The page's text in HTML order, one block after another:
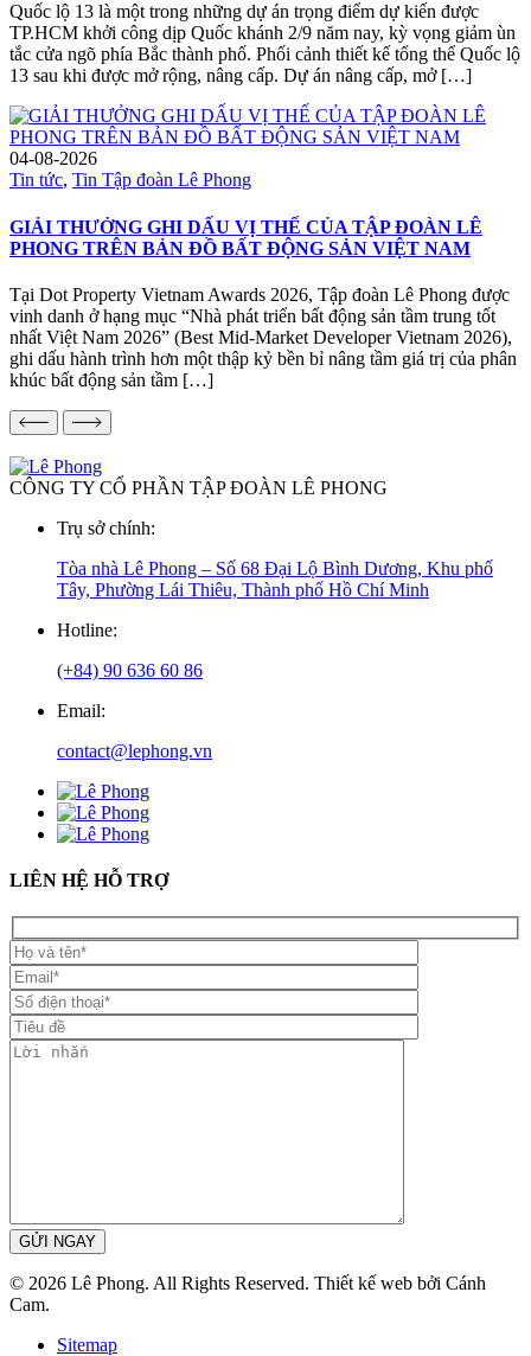
Quốc lộ 13 là một trong những dự án trọng điểm dự kiến được
TP.HCM khởi công dịp Quốc khánh 2/9 năm nay, kỳ vọng giảm ùn
tắc cửa ngõ phía Bắc thành phố. Phối cảnh thiết kế tổng thể Quốc lộ
13 sau khi được mở rộng, nâng cấp. Dự án nâng cấp, mở […]
04-08-2026
Tin tức, Tin Tập đoàn Lê Phong
GIẢI THƯỞNG GHI DẤU VỊ THẾ CỦA TẬP ĐOÀN LÊ
PHONG TRÊN BẢN ĐỒ BẤT ĐỘNG SẢN VIỆT NAM
Tại Dot Property Vietnam Awards 2026, Tập đoàn Lê Phong được
vinh danh ở hạng mục “Nhà phát triển bất động sản tầm trung tốt
nhất Việt Nam 2026” (Best Mid-Market Developer Vietnam 2026),
ghi dấu hành trình hơn một thập kỷ bền bỉ nâng tầm giá trị của phân
khúc bất động sản tầm […]
CÔNG TY CỔ PHẦN TẬP ĐOÀN LÊ PHONG
Trụ sở chính:
Tòa nhà Lê Phong – Số 68 Đại Lộ Bình Dương, Khu phố
Tây, Phường Lái Thiêu, Thành phố Hồ Chí Minh
Hotline:
(+84) 90 636 60 86
Email:
contact@lephong.vn
LIÊN HỆ HỖ TRỢ
GỬI NGAY
© 2026 Lê Phong. All Rights Reserved. Thiết kế web bởi Cánh
Cam.
Sitemap